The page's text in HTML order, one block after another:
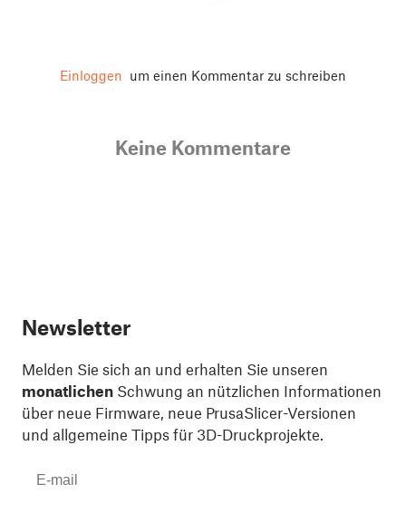
Einloggen um einen Kommentar zu schreiben
Keine Kommentare
Newsletter
Melden Sie sich an und erhalten Sie unseren
monatlichen Schwung an nützlichen Informationen
über neue Firmware, neue PrusaSlicer-Versionen
und allgemeine Tipps für 3D-Druckprojekte.